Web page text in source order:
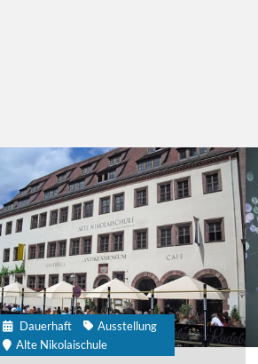
Dauerhaft
Ausstellung
Alte Nikolaischule